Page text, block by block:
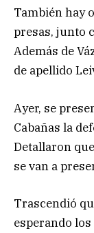
También hay
presas, junto
Además de
de apellido
Ayer, se
Cabañas la
Detallaron
se van a
Trascendió
esperando